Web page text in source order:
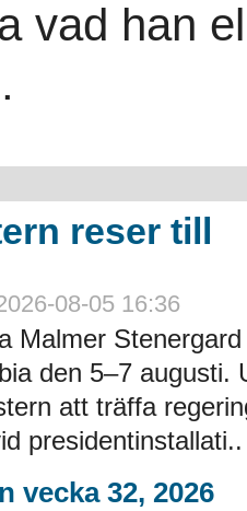
vad han
reser till
08-05 16:36
Malmer
den 5–7 augusti.
att träffa
presidentinstallati..
vecka 32, 2026